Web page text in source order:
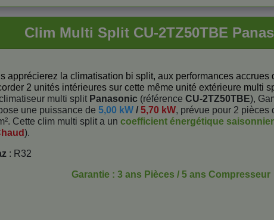
Clim Multi Split CU-2TZ50TBE
apprécierez la climatisation bi split, aux performances accrues
2 unités intérieures sur cette même unité extérieure multi
multi split Panasonic (référence CU-2TZ50TBE),
une puissance de 5,00 kW / 5,70 kW, prévue pour 2 pièces
Cette clim multi split a un coefficient énergétique saisonnier
).
: R32
Garantie : 3 ans Pièces / 5 ans Compresseur